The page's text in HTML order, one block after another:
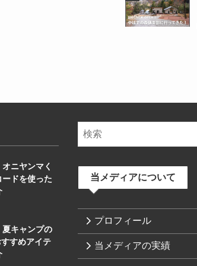
オニヤンマく
ドを使った
夏キャンプの
すめアイテ
当メディアについて
プロフィール
当メディアの実績